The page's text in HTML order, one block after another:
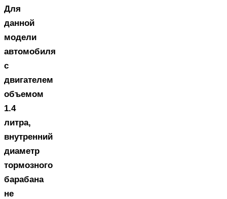
Для
данной
модели
автомобиля
с
двигателем
объемом
1.4
литра,
внутренний
диаметр
тормозного
барабана
не